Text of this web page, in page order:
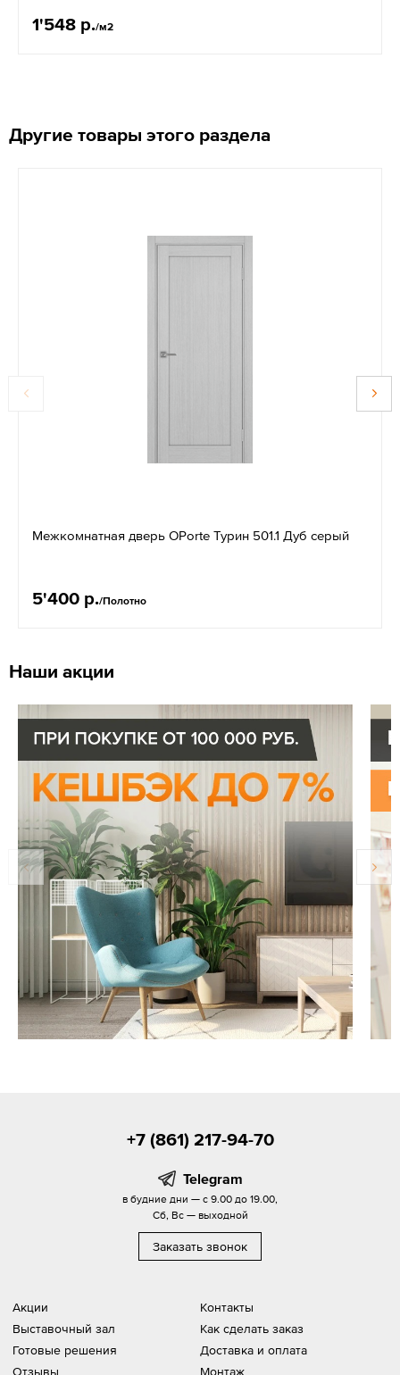
1'548 р./м2
Другие товары этого раздела
Межкомнатная дверь OPorte Турин 501.1 Дуб серый
5'400 р./Полотно
Наши акции
Акции
Выставочный зал
Готовые решения
Отзывы
Контакты
Как сделать заказ
Доставка и оплата
Монтаж
+7 (861) 217-94-70
Telegram
в будние дни — с 9.00 до 19.00,
Сб, Вс — выходной
Заказать звонок